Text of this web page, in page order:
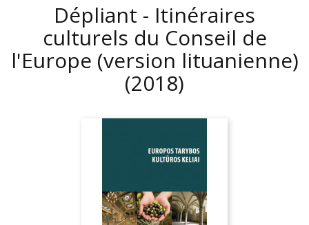
Dépliant - Itinéraires
culturels du Conseil de
l'Europe (version lituanienne)
(2018)